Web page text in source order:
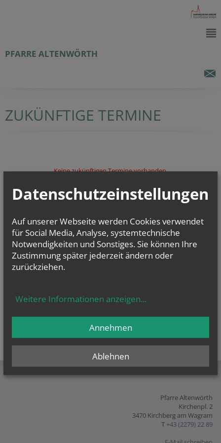
PFARRE ALTENWÖRTH
ZUKÜNFTIGE TERMINE
Keine zukünftigen Termine vorhanden.
vorherige weitere
Pfarre Altenwörth
Kirchenpl. 2
3470 Kirchberg am Wagram
T +43 (2279) 22 89
Datenschutzeinstellungen
Auf unserer Webseite werden Cookies verwendet
für Social Media, Analyse, systemtechnische
Notwendigkeiten und Sonstiges. Sie können Ihre
Zustimmung später jederzeit ändern oder
zurückziehen.
Weitere Informationen anzeigen...
Ablehnen
Annehmen